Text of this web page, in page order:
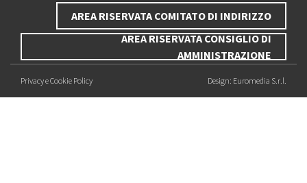
AREA RISERVATA COMITATO DI INDIRIZZO
AREA RISERVATA CONSIGLIO DI
AMMINISTRAZIONE
Privacy e Cookie Policy Design: Euromedia S.r.l.